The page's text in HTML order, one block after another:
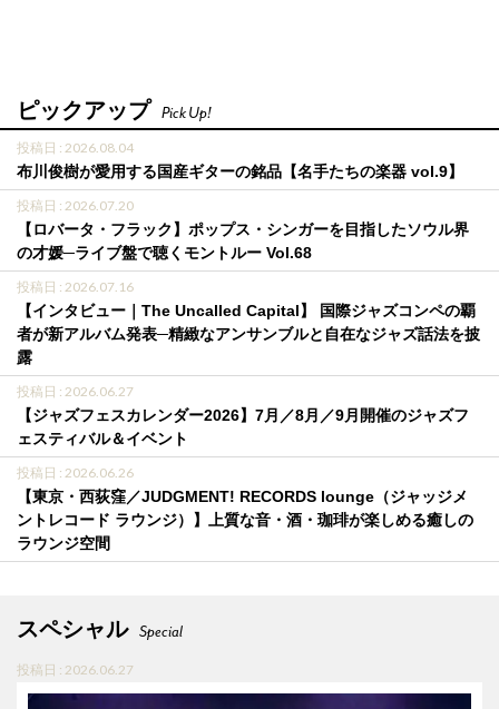
ピックアップ Pick Up!
投稿日 : 2026.08.04
布川俊樹が愛用する国産ギターの銘品【名手たちの楽器 vol.9】
投稿日 : 2026.07.20
【ロバータ・フラック】ポップス・シンガーを目指したソウル界
の才媛─ライブ盤で聴くモントルー Vol.68
投稿日 : 2026.07.16
【インタビュー｜The Uncalled Capital】 国際ジャズコンペの覇
者が新アルバム発表─精緻なアンサンブルと自在なジャズ話法を披
露
投稿日 : 2026.06.27
【ジャズフェスカレンダー2026】7月／8月／9月開催のジャズフ
ェスティバル＆イベント
投稿日 : 2026.06.26
【東京・西荻窪／JUDGMENT! RECORDS lounge（ジャッジメ
ントレコード ラウンジ）】上質な音・酒・珈琲が楽しめる癒しの
ラウンジ空間
スペシャル Special
投稿日 : 2026.06.27